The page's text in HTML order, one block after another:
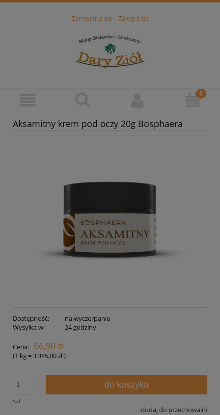
Zarejestruj się Zaloguj się
Aksamitny krem pod oczy 20g Bosphaera
Dostępność:
na wyczerpaniu
Wysyłka w:
24 godziny
Cena: 66,90 zł
(1 kg=3 345,00 zł)
szt
do koszyka
dodaj do przechowalni